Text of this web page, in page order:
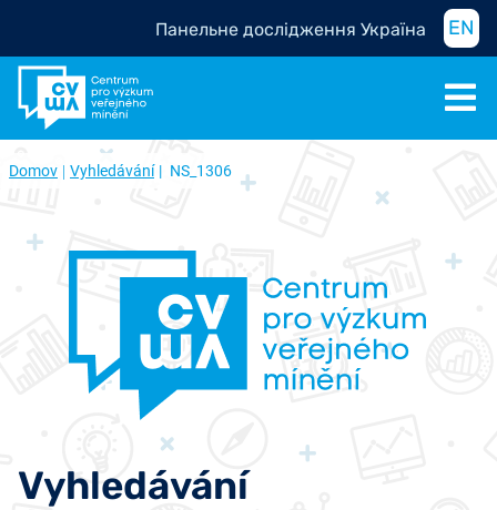
Панельне дослідження Україна EN
Domov Vyhledávání NS_1306
Vyhledávání